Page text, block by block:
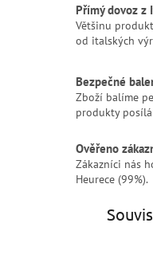
Přímý dovoz z
Většinu
od italských
Bezpečné
Zboží balíme
produkty
Ověřeno
Zákazníci nás
Heurece (99%).